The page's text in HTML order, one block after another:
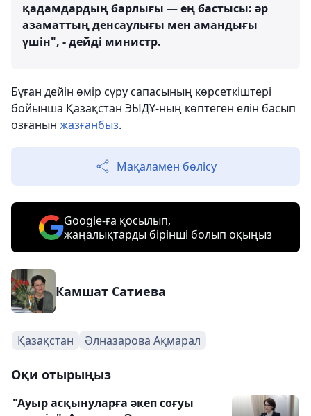
қадамдардың барлығы — ең бастысы: әр
азаматтың денсаулығы мен амандығы
үшін", - дейді министр.
Бұған дейін өмір сүру сапасының көрсеткіштері
бойынша Қазақстан ЭЫДҰ-ның көптеген елін басып
озғанын жазғанбыз.
Мақаламен бөлісу
Google-ға қосылып,
жаңалықтарды бірінші болып оқыңыз
Камшат Сатиева
Қазақстан Әлназарова Ақмарал
Оқи отырыңыз
"Ауыр асқынуларға әкеп соғуы